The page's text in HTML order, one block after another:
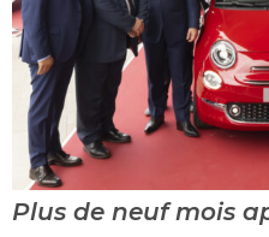
Plus de neuf mois